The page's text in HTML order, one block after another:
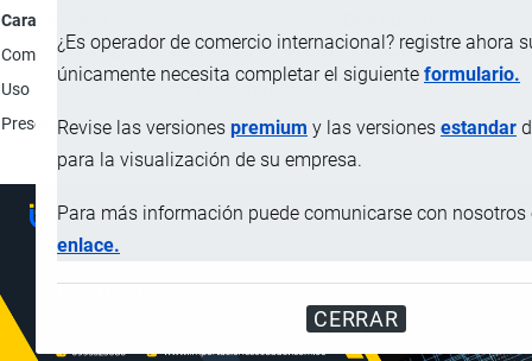
¿Es operador de comercio internacional? registre ahora
únicamente necesita completar el siguiente formulario.
Revise las versiones premium y las versiones estandar
para la visualización de su empresa.
Para más información puede comunicarse con nosotros
enlace.
CERRAR
Característica
Composición
Maíz cancha chulpi: 33.33%; Maíz mote frito: 33.33%;
Uso
Snack para consumo humano.
Presentación
Bolsas bilaminadas de 20 g.